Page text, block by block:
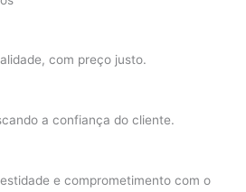
com preço justo.
a confiança do cliente.
e comprometimento com o